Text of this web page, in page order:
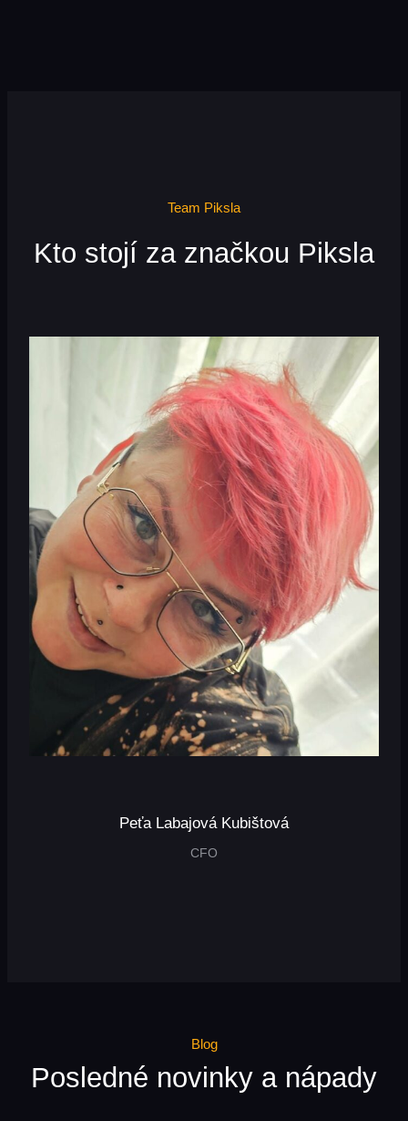
Team Piksla
Kto stojí za značkou Piksla
Peťa Labajová Kubištová
CFO
Blog
Posledné novinky a nápady